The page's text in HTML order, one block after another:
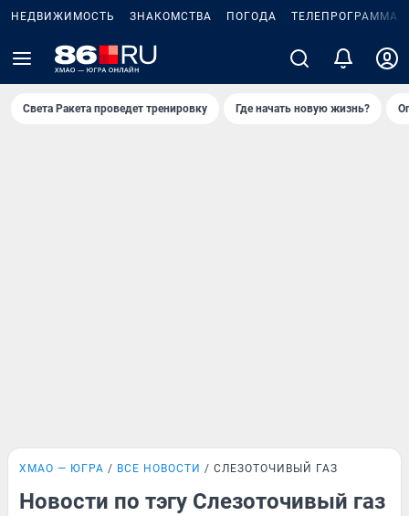
НЕДВИЖИМОСТЬ ЗНАКОМСТВА ПОГОДА ТЕЛЕПРОГРАММА
Света Ракета проведет тренировку Где начать новую жизнь?
ХМАО — ЮГРА ВСЕ НОВОСТИ СЛЕЗОТОЧИВЫЙ ГАЗ
Новости по тэгу Слезоточивый газ